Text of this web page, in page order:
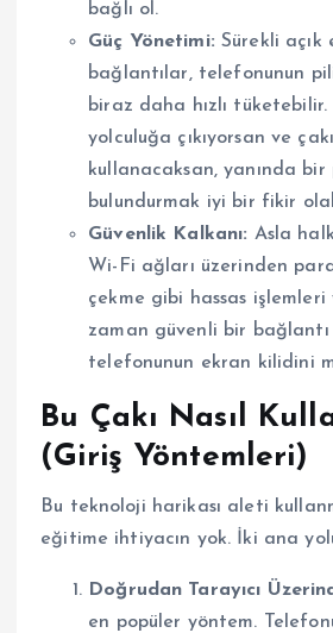
bağlı ol.
Güç Yönetimi: Sürekli açık
bağlantılar, telefonunun
biraz daha hızlı tüketebilir.
yolculuğa çıkıyorsan ve
kullanacaksan, yanında bir
bulundurmak iyi bir fikir
Güvenlik Kalkanı: Asla
Wi-Fi ağları üzerinden
çekme gibi hassas işlemleri
zaman güvenli bir bağlantı
telefonunun ekran kilidini
Bu Çakı Nasıl
(Giriş Yöntemleri)
Bu teknoloji harikası aleti
eğitime ihtiyacın yok. İki ana
Doğrudan Tarayıcı
en popüler yöntem.